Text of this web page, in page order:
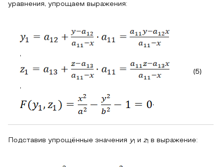
уравнения, упрощаем выражения:
,
,
,
(5)
Подставив упрощённые значения y и z в выражение: